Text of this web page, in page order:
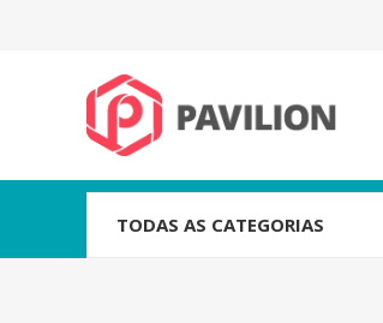
TODAS AS CATEGORIAS